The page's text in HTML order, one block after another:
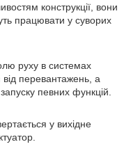
конструкції, вони
працювати у суворих
руху в системах
від перевантажень, а
певних функцій.
у вихідне